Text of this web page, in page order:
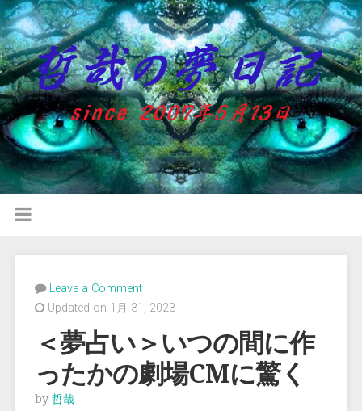
Leave a Comment
Updated on 1月 31, 2023
＜夢占い＞いつの間に作
ったかの劇場CMに驚く
by 哲哉